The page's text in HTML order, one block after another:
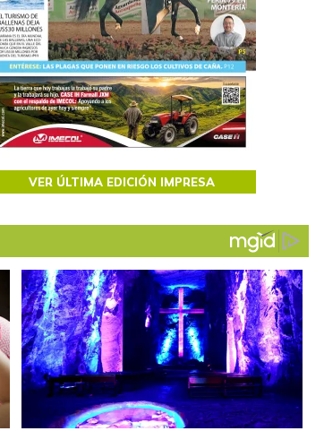
02
BITÁCORA EMPRESARIAL 10.000 LR
Recopilación clasificada por sectores
regiones del comportamiento general y
de las 10.000 primeras empresas en ventas
Colombia.
VER ÚLTIMA EDICIÓN IMPRESA